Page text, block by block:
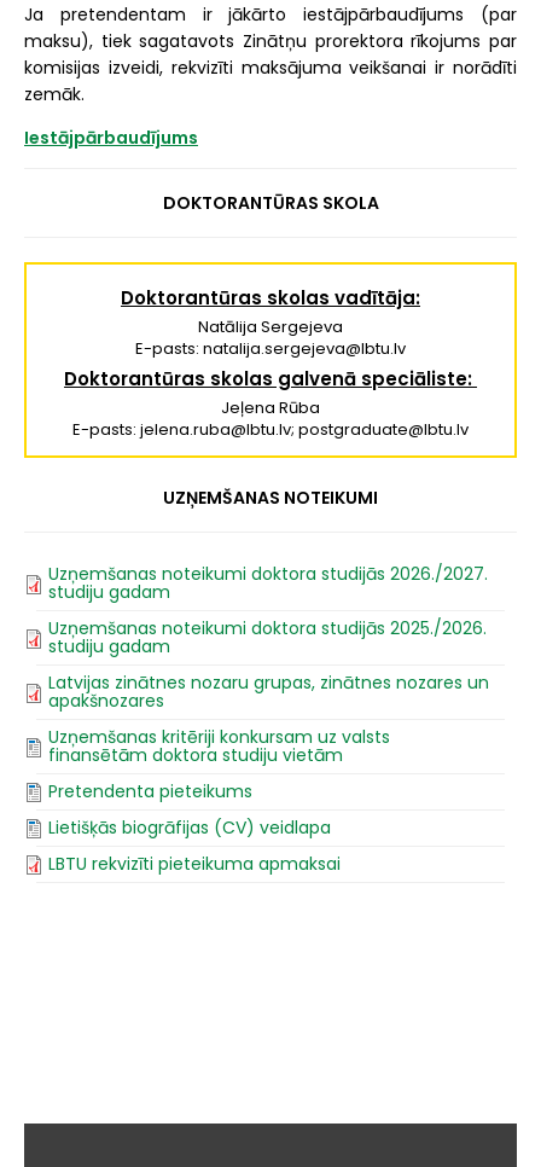
Ja pretendentam ir jākārto iestājpārbaudījums (par
maksu), tiek sagatavots Zinātņu prorektora rīkojums par
komisijas izveidi, rekvizīti maksājuma veikšanai ir norādīti
zemāk.
Iestājpārbaudījums
DOKTORANTŪRAS SKOLA
Doktorantūras skolas vadītāja:
Natālija Sergejeva
E-pasts: natalija.sergejeva@lbtu.lv
Doktorantūras skolas galvenā speciāliste:
Jeļena Rūba
E-pasts: jelena.ruba@lbtu.lv; postgraduate@lbtu.lv
UZŅEMŠANAS NOTEIKUMI
Uzņemšanas noteikumi doktora studijās 2026./2027.
studiju gadam
Uzņemšanas noteikumi doktora studijās 2025./2026.
studiju gadam
Latvijas zinātnes nozaru grupas, zinātnes nozares un
apakšnozares
Uzņemšanas kritēriji konkursam uz valsts
finansētām doktora studiju vietām
Pretendenta pieteikums
Lietišķās biogrāfijas (CV) veidlapa
LBTU rekvizīti pieteikuma apmaksai